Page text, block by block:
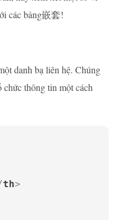
các bảng嵌套!
danh bạ liên hệ. Chúng
chức thông tin một cách
th>